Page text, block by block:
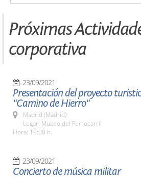
Próximas
corporativa
23/09/2021
Presentación del proyecto
"Camino de Hierro"
Madrid (Madrid)
Lugar: Museo del Ferrocarril
Hora: 19:00 h.
23/09/2021
Concierto de música militar